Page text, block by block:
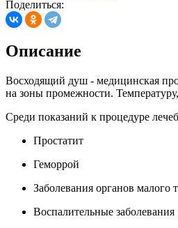
Поделиться:
Описание
Восходящий душ - медицинская
на зоны промежности.
Среди показаний к процедуре
Простатит
Геморрой
Заболевания органов малого
Воспалительные заболевания